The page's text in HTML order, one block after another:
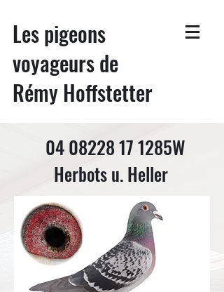
Les pigeons
voyageurs de
Rémy Hoffstetter
04 08228 171285W
Herbots u. Heller